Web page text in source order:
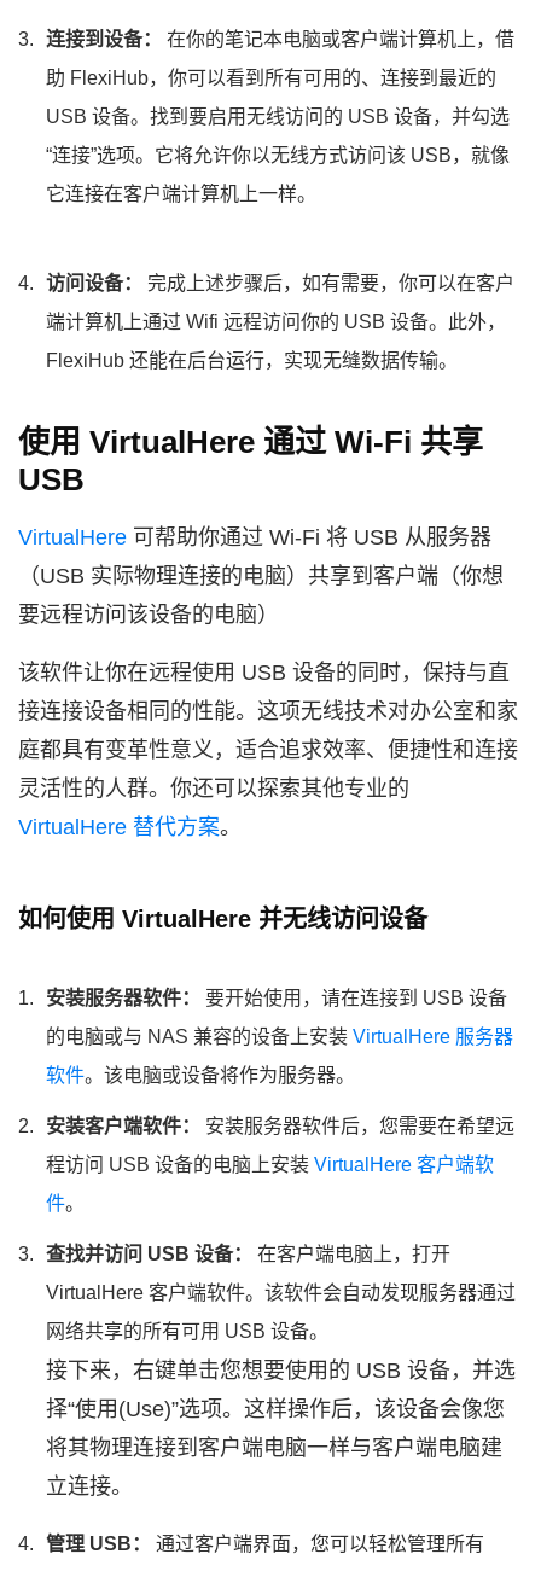
连接到设备：
在你的笔记本电脑或客户端计算机上，借
助 FlexiHub，你可以看到所有可用的、连接到最近的
USB 设备。找到要启用无线访问的 USB 设备，并勾选
“连接”选项。它将允许你以无线方式访问该 USB，就像
它连接在客户端计算机上一样。
访问设备：
完成上述步骤后，如有需要，你可以在客户
端计算机上通过 Wifi 远程访问你的 USB 设备。此外，
FlexiHub 还能在后台运行，实现无缝数据传输。
使用 VirtualHere 通过 Wi‑Fi 共享
USB
VirtualHere 可帮助你通过 Wi‑Fi 将 USB 从服务器
（USB 实际物理连接的电脑）共享到客户端（你想
要远程访问该设备的电脑）
该软件让你在远程使用 USB 设备的同时，保持与直
接连接设备相同的性能。这项无线技术对办公室和家
庭都具有变革性意义，适合追求效率、便捷性和连接
灵活性的人群。你还可以探索其他专业的
VirtualHere 替代方案。
如何使用 VirtualHere 并无线访问设备
安装服务器软件：
要开始使用，请在连接到 USB 设备
的电脑或与 NAS 兼容的设备上安装 VirtualHere 服务器
软件。该电脑或设备将作为服务器。
安装客户端软件：
安装服务器软件后，您需要在希望远
程访问 USB 设备的电脑上安装 VirtualHere 客户端软
件。
查找并访问 USB 设备：
在客户端电脑上，打开
VirtualHere 客户端软件。该软件会自动发现服务器通过
网络共享的所有可用 USB 设备。
接下来，右键单击您想要使用的 USB 设备，并选
择“使用(Use)”选项。这样操作后，该设备会像您
将其物理连接到客户端电脑一样与客户端电脑建
立连接。
管理 USB：
通过客户端界面，您可以轻松管理所有